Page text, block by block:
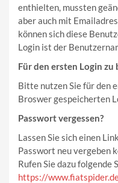
enthielten, mussten
aber auch mit
können sich diese
Login ist der
Für den ersten Login zu
Bitte nutzen Sie für den
Broswer gespeicherten
Passwort vergessen?
Lassen Sie sich einen
Passwort neu vergeben
Rufen Sie dazu folgende
https://